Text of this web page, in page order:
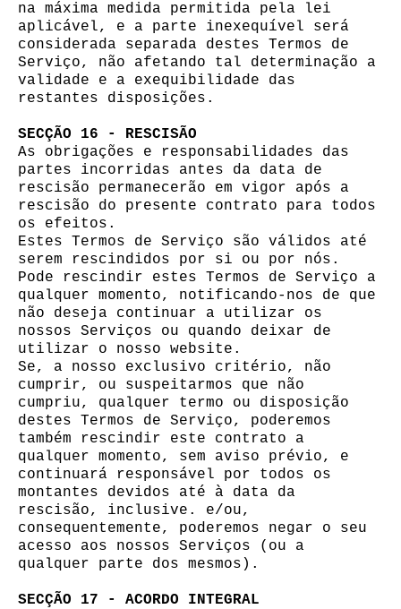
na máxima medida permitida pela lei
aplicável, e a parte inexequível será
considerada separada destes Termos de
Serviço, não afetando tal determinação a
validade e a exequibilidade das
restantes disposições.
SECÇÃO 16 - RESCISÃO
As obrigações e responsabilidades das
partes incorridas antes da data de
rescisão permanecerão em vigor após a
rescisão do presente contrato para todos
os efeitos.
Estes Termos de Serviço são válidos até
serem rescindidos por si ou por nós.
Pode rescindir estes Termos de Serviço a
qualquer momento, notificando-nos de que
não deseja continuar a utilizar os
nossos Serviços ou quando deixar de
utilizar o nosso website.
Se, a nosso exclusivo critério, não
cumprir, ou suspeitarmos que não
cumpriu, qualquer termo ou disposição
destes Termos de Serviço, poderemos
também rescindir este contrato a
qualquer momento, sem aviso prévio, e
continuará responsável por todos os
montantes devidos até à data da
rescisão, inclusive. e/ou,
consequentemente, poderemos negar o seu
acesso aos nossos Serviços (ou a
qualquer parte dos mesmos).
SECÇÃO 17 - ACORDO INTEGRAL